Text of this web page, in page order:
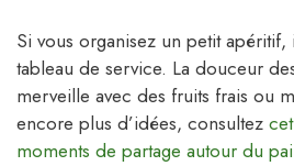
Si vous organisez un petit apéritif,
tableau de service. La douceur
merveille avec des fruits frais ou
encore plus d’idées, consultez
moments de partage autour du